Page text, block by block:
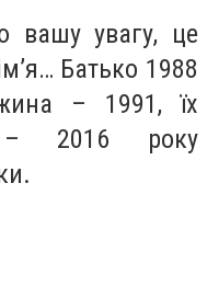
вашу увагу, це
Батько 1988
– 1991, їх
– 2016 року